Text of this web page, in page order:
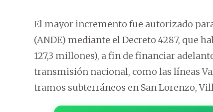
El mayor incremento fue autorizado
(ANDE) mediante el Decreto 4287, que
127,3 millones), a fin de financiar
transmisión nacional, como las líneas
tramos subterráneos en San Lorenzo,